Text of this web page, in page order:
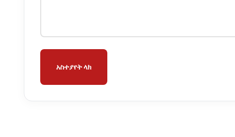
አስተያየት ላክ